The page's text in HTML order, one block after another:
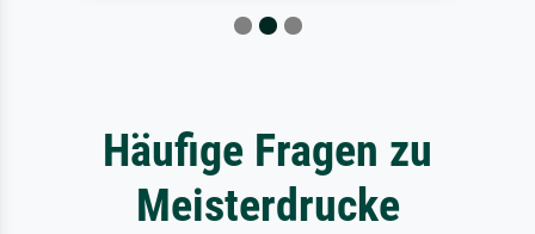
Häufige Fragen zu
Meisterdrucke